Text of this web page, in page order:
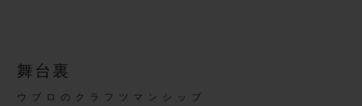
舞台裏
ウブロのクラフツマンシップ